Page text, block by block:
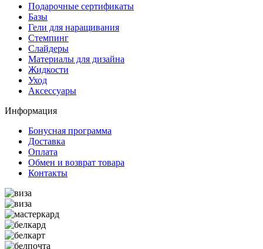
Подарочные сертификаты
Базы
Гели для наращивания
Стемпинг
Слайдеры
Материалы для дизайна
Жидкости
Уход
Аксессуары
Информация
Бонусная программа
Доставка
Оплата
Обмен и возврат товара
Контакты